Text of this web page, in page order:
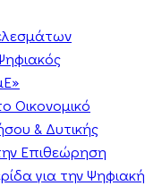
Οικονομικό
& Δυτικής
Επιθεώρηση
για την Ψηφιακή